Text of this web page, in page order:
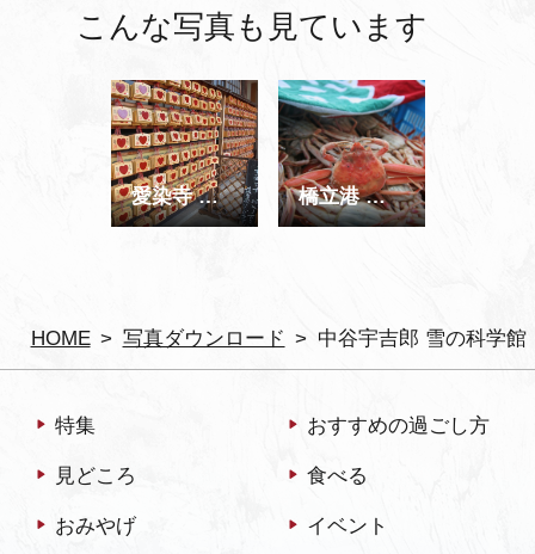
HOME 写真ダウンロード 中谷宇吉郎 雪の科学館
こんな写真も見ています
愛染寺 絵馬 橋立港 香箱ガニ（雌）
特集 おすすめの過ごし方
見どころ 食べる
おみやげ イベント